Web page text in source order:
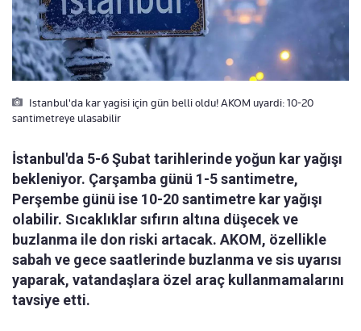
Istanbul'da kar yagisi için gün belli oldu! AKOM uyardi: 10-20
santimetreye ulasabilir
İstanbul'da 5-6 Şubat tarihlerinde yoğun kar yağışı
bekleniyor. Çarşamba günü 1-5 santimetre,
Perşembe günü ise 10-20 santimetre kar yağışı
olabilir. Sıcaklıklar sıfırın altına düşecek ve
buzlanma ile don riski artacak. AKOM, özellikle
sabah ve gece saatlerinde buzlanma ve sis uyarısı
yaparak, vatandaşlara özel araç kullanmamalarını
tavsiye etti.